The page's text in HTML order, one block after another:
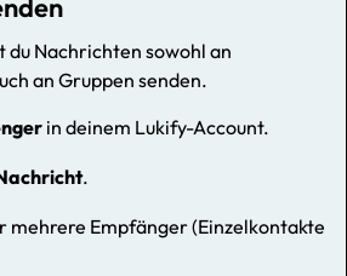
du Nachrichten sowohl an
an Gruppen senden.
in deinem Lukify-Account.
.
mehrere Empfänger (Einzelkontakte